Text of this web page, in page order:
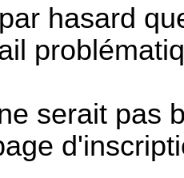
hasard
serait pas